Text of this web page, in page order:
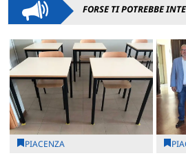
FORSE TI POTREBBE
PIACENZA